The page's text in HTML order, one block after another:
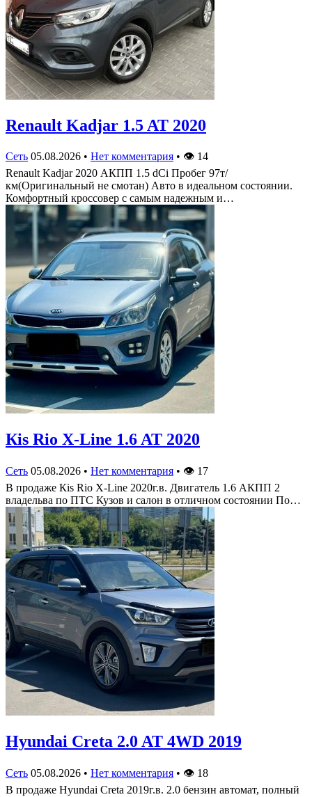
Renault Kadjar 1.5 AT 2020
Сеть 05.08.2026 • Нет комментария • 👁 14
Renault Kadjar 2020 АКПП 1.5 dCi Пробег 97т/
км(Оригинальный не смотан) Авто в идеальном состоянии.
Комфортный кроссовер с самым надежным и…
Кis Rio X-Line 1.6 AT 2020
Сеть 05.08.2026 • Нет комментария • 👁 17
В продаже Кis Rio X-Line 2020г.в. Двигатель 1.6 АКПП 2
владельва по ПТС Кузов и салон в отличном состоянии По…
Hyundai Creta 2.0 AT 4WD 2019
Сеть 05.08.2026 • Нет комментария • 👁 18
В продаже Hyundai Creta 2019г.в. 2.0 бензин автомат, полный